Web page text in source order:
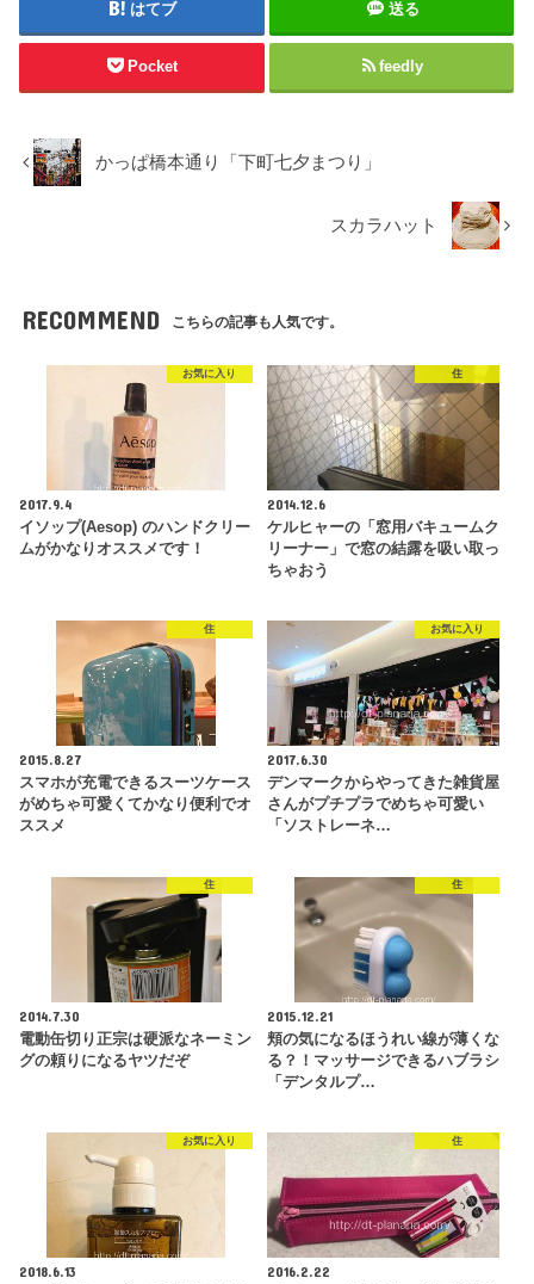
はてブ 送る
Pocket feedly
かっぱ橋本通り「下町七夕まつり」
スカラハット
RECOMMEND こちらの記事も人気です。
お気に入り
2017.9.4
イソップ(Aesop) のハンドクリー
ムがかなりオススメです！
住
2014.12.6
ケルヒャーの「窓用バキュームク
リーナー」で窓の結露を吸い取っ
ちゃおう
住
2015.8.27
スマホが充電できるスーツケース
がめちゃ可愛くてかなり便利でオ
ススメ
お気に入り
2017.6.30
デンマークからやってきた雑貨屋
さんがプチプラでめちゃ可愛い
「ソストレーネ…
住
2014.7.30
電動缶切り正宗は硬派なネーミン
グの頼りになるヤツだぞ
住
2015.12.21
頬の気になるほうれい線が薄くな
る？！マッサージできるハブラシ
「デンタルプ…
お気に入り
2018.6.13
住
2016.2.22